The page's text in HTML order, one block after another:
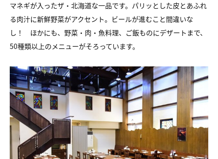
マネギが入ったザ・北海道な一品です。パリッとした皮とあふれ
る肉汁に新鮮野菜がアクセント。ビールが進むこと間違いな
し！ ほかにも、野菜・肉・魚料理、ご飯ものにデザートまで、
50種類以上のメニューがそろっています。